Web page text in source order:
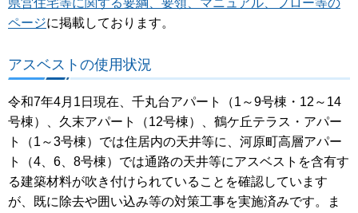
ページに掲載しております。
アスベストの使用状況
令和7年4月1日現在、千丸台アパート（1～9号棟・12～14
号棟）、久末アパート（12号棟）、鶴ケ丘テラス・アパー
ト（1～3号棟）では住居内の天井等に、河原町高層アパー
ト（4、6、8号棟）では通路の天井等にアスベストを含有す
る建築材料が吹き付けられていることを確認しています
が、既に除去や囲い込み等の対策工事を実施済みです。ま